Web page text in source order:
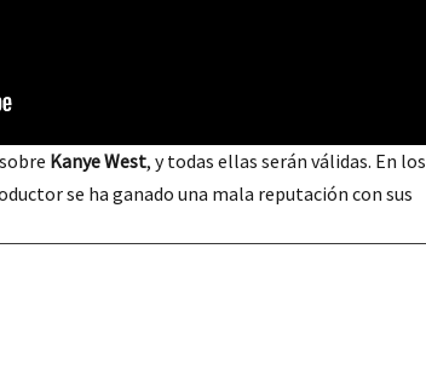
Kanye West, y todas ellas serán válidas. En los
se ha ganado una mala reputación con sus